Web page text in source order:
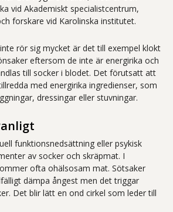
vid Akademiskt specialistcentrum,
forskare vid Karolinska institutet.
rör sig mycket är det till exempel klokt
eftersom de inte är energirika och
till socker i blodet. Det förutsatt att
med energirika ingredienser, som
dressingar eller stuvningar.
funktionsnedsättning eller psykisk
av socker och skräpmat. I
ofta ohälsosam mat. Sötsaker
dämpa ångest men det triggar
Det blir lätt en ond cirkel som leder till